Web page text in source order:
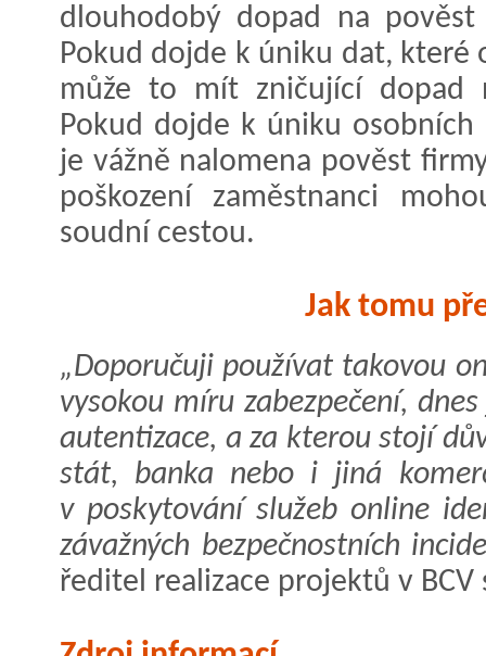
dlouhodobý dopad na
Pokud dojde k úniku dat,
může to mít zničující dopad
Pokud dojde k úniku
je vážně nalomena pověst
poškození zaměstnanci
soudní cestou.
Jak tomu
„Doporučuji používat takovou
vysokou míru zabezpečení,
autentizace, a za kterou stojí
stát, banka nebo i jiná
v poskytování služeb online
závažných bezpečnostních
ředitel realizace projektů v